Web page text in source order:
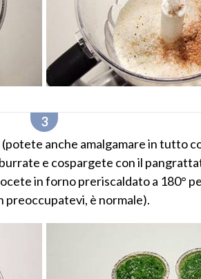
anche amalgamare in tutto
e cospargete con il
in forno preriscaldato a 180°
preoccupatevi, è normale).